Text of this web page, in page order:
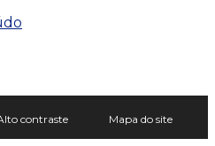
contraste Mapa do site